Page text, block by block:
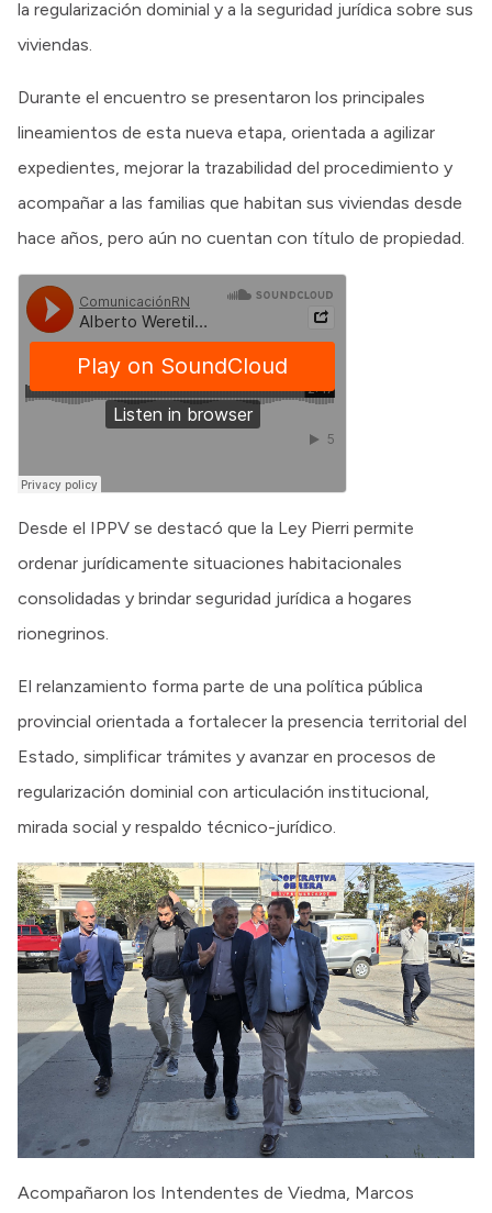
la regularización dominial y a la seguridad jurídica sobre sus
viviendas.
Durante el encuentro se presentaron los principales
lineamientos de esta nueva etapa, orientada a agilizar
expedientes, mejorar la trazabilidad del procedimiento y
acompañar a las familias que habitan sus viviendas desde
hace años, pero aún no cuentan con título de propiedad.
Desde el IPPV se destacó que la Ley Pierri permite
ordenar jurídicamente situaciones habitacionales
consolidadas y brindar seguridad jurídica a hogares
rionegrinos.
El relanzamiento forma parte de una política pública
provincial orientada a fortalecer la presencia territorial del
Estado, simplificar trámites y avanzar en procesos de
regularización dominial con articulación institucional,
mirada social y respaldo técnico-jurídico.
Acompañaron los Intendentes de Viedma, Marcos